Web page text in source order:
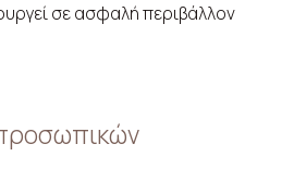
σε ασφαλή περιβάλλον